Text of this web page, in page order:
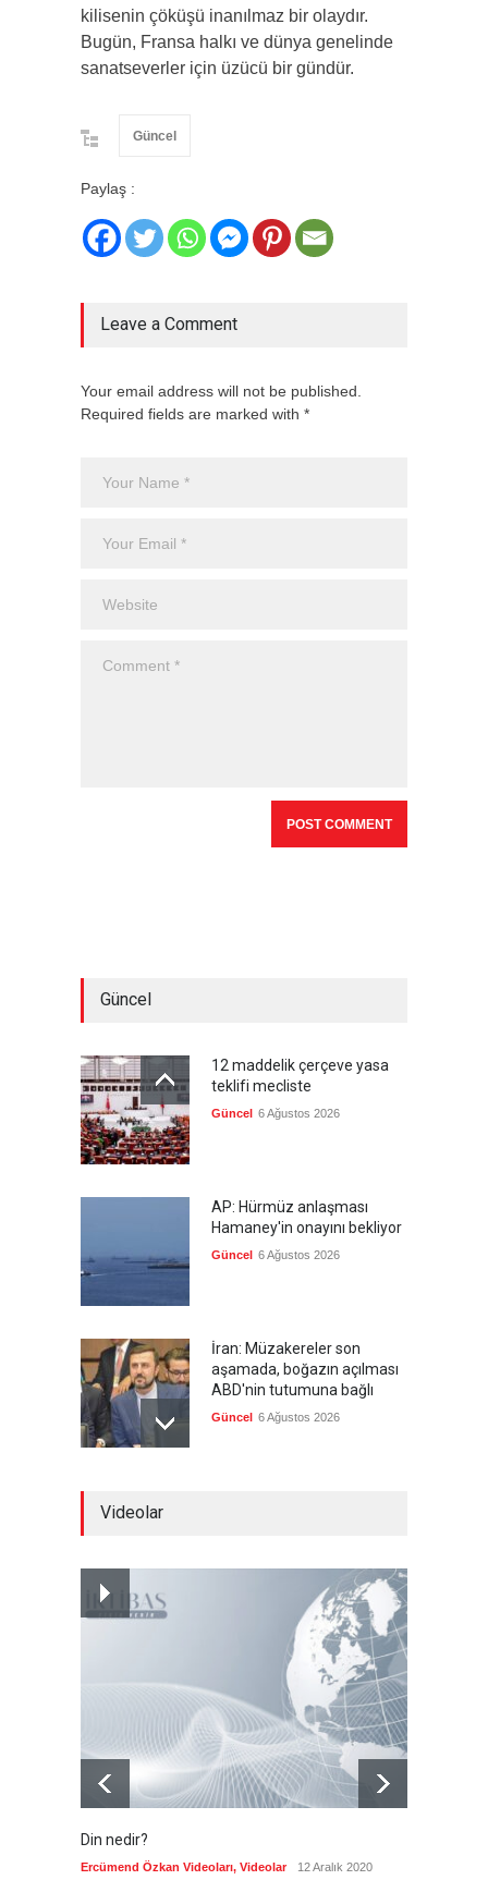
kilisenin çöküşü inanılmaz bir olaydır.
Bugün, Fransa halkı ve dünya genelinde
sanatseverler için üzücü bir gündür.
Güncel
Paylaş :
Leave a Comment
Your email address will not be published.
Required fields are marked with *
Güncel
12 maddelik çerçeve yasa
teklifi mecliste
Güncel 6 Ağustos 2026
AP: Hürmüz anlaşması
Hamaney'in onayını bekliyor
Güncel 6 Ağustos 2026
İran: Müzakereler son
aşamada, boğazın açılması
ABD'nin tutumuna bağlı
Güncel 6 Ağustos 2026
Nükleer silahlı devletler,
cephane artırıyor
5 Ağustos 2026
Videolar
Din nedir?
Ercümend Özkan Videoları, Videolar 12 Aralık 2020